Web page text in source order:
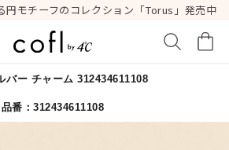
円モチーフのコレクション「Torus」発売中
キーワードで検索する
バー チャーム 312434611108
品番：312434611108